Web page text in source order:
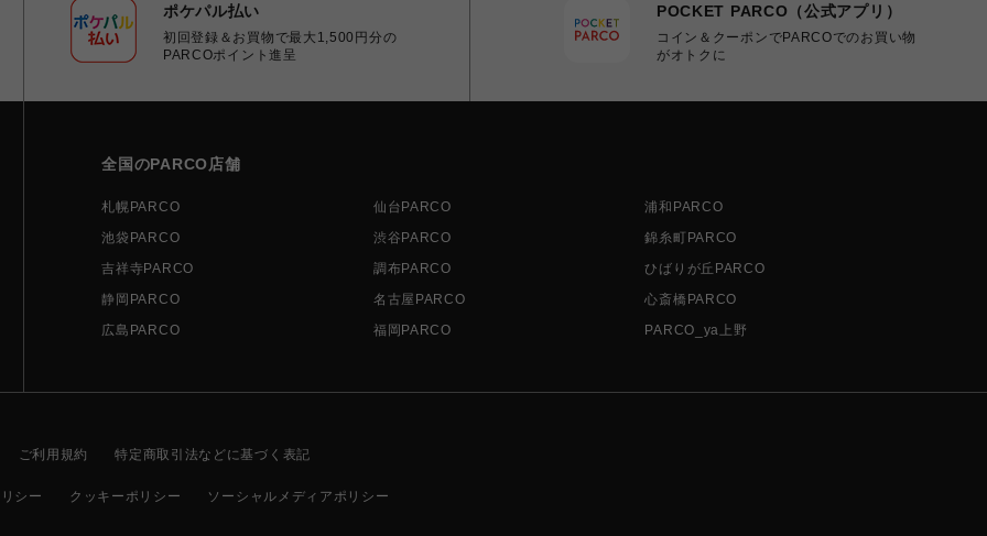
ポケパル払い
初回登録＆お買物で最大1,500円分の
PARCOポイント進呈
POCKET PARCO（公式アプリ）
コイン＆クーポンでPARCOでのお買い物
がオトクに
全国のPARCO店舗
札幌PARCO 仙台PARCO
浦和PARCO
池袋PARCO
渋谷PARCO
錦糸町PARCO
吉祥寺PARCO
調布PARCO
ひばりが丘PARCO
静岡PARCO
名古屋PARCO
心斎橋PARCO
広島PARCO
福岡PARCO PARCO_ya上野
ご利用規約 特定商取引法などに基づく表記
シー クッキーポリシー ソーシャルメディアポリシー